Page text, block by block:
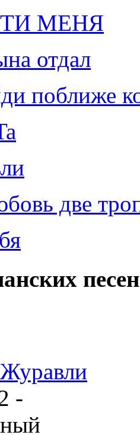
МЕНЯ
отдал
поближе
две
песен
Журавли